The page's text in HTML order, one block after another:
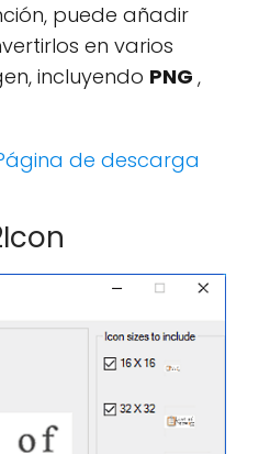
puede añadir
en varios
incluyendo PNG ,
de descarga